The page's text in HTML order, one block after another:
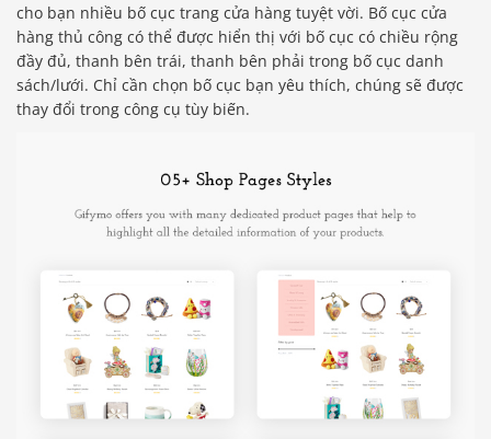
cho bạn nhiều bố cục trang cửa hàng tuyệt vời. Bố cục cửa
hàng thủ công có thể được hiển thị với bố cục có chiều rộng
đầy đủ, thanh bên trái, thanh bên phải trong bố cục danh
sách/lưới. Chỉ cần chọn bố cục bạn yêu thích, chúng sẽ được
thay đổi trong công cụ tùy biến.